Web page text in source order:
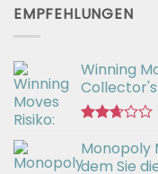
von 5
EMPFEHLUNGEN
Winning
mit
2.66
Monopoly
dem Sie